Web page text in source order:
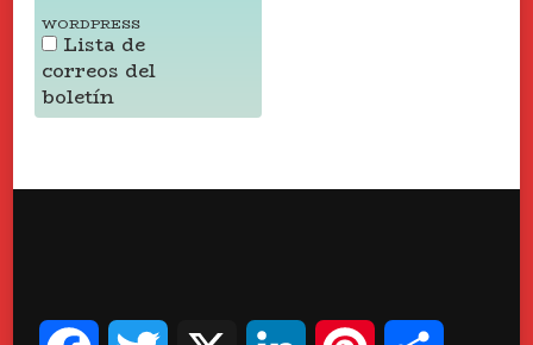
WORDPRESS
Lista de
correos del
boletín